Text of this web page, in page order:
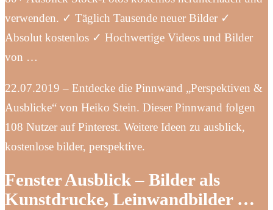
verwenden. ✓ Täglich Tausende neuer Bilder ✓
Absolut kostenlos ✓ Hochwertige Videos und Bilder
von …
22.07.2019 – Entdecke die Pinnwand „Perspektiven &
Ausblicke“ von Heiko Stein. Dieser Pinnwand folgen
108 Nutzer auf Pinterest. Weitere Ideen zu ausblick,
kostenlose bilder, perspektive.
Fenster Ausblick – Bilder als
Kunstdrucke, Leinwandbilder …